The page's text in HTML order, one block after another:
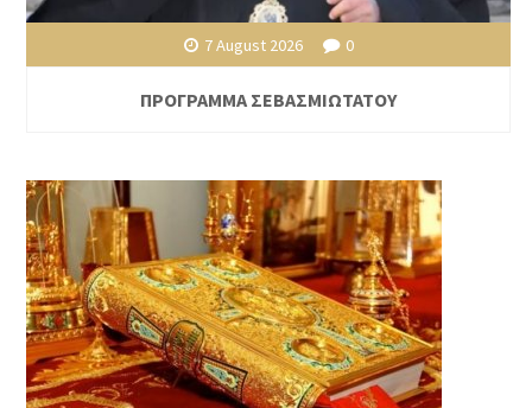
7 August 2026 0
ΠΡΟΓΡΑΜΜΑ ΣΕΒΑΣΜΙΩΤΑΤΟΥ